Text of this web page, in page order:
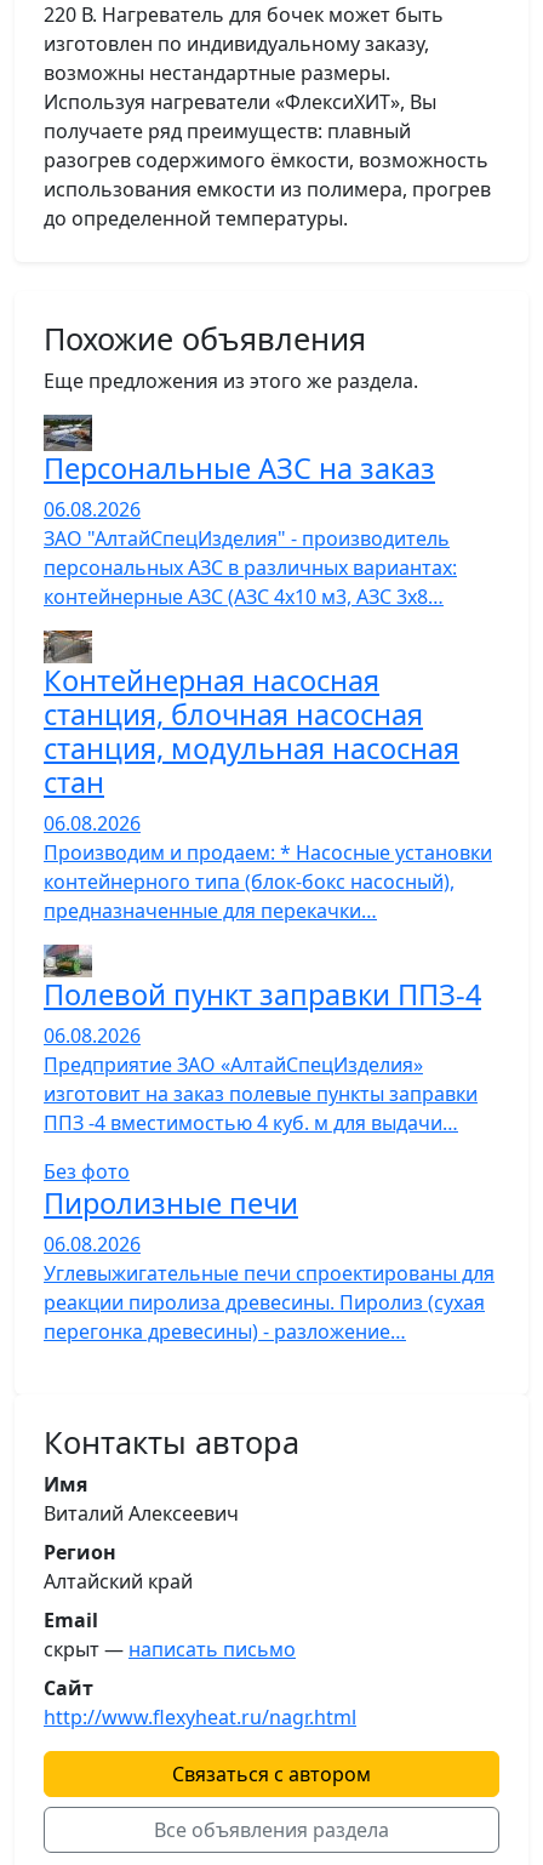
220 В. Нагреватель для бочек может быть
изготовлен по индивидуальному заказу,
возможны нестандартные размеры.
Используя нагреватели «ФлексиХИТ», Вы
получаете ряд преимуществ: плавный
разогрев содержимого ёмкости, возможность
использования емкости из полимера, прогрев
до определенной температуры.
Похожие объявления
Еще предложения из этого же раздела.
Персональные АЗС на заказ
06.08.2026
ЗАО "АлтайСпецИзделия" - производитель
персональных АЗС в различных вариантах:
контейнерные АЗС (АЗС 4х10 м3, АЗС 3х8…
Контейнерная насосная
станция, блочная насосная
станция, модульная насосная
стан
06.08.2026
Производим и продаем: * Насосные установки
контейнерного типа (блок-бокс насосный),
предназначенные для перекачки…
Полевой пункт заправки ППЗ-4
06.08.2026
Предприятие ЗАО «АлтайСпецИзделия»
изготовит на заказ полевые пункты заправки
ППЗ -4 вместимостью 4 куб. м для выдачи…
Без фото
Пиролизные печи
06.08.2026
Углевыжигательные печи спроектированы для
реакции пиролиза древесины. Пиролиз (сухая
перегонка древесины) - разложение…
Контакты автора
Имя
Виталий Алексеевич
Регион
Алтайский край
Email
скрыт — написать письмо
Сайт
http://www.flexyheat.ru/nagr.html
Связаться с автором
Все объявления раздела